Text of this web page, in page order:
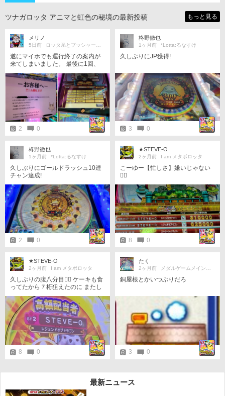
ツナガロッタ アニマと虹色の秘境の最新投稿 もっと見る
メリノ
5日前 ロッタ系とプッシャーをまったりと
遂にマイホでも運行終了の案内が
来てしまいました。 最後に1回、
かった目標（SP、キング、ドリー
ム、称号集め）はほとんど達成で
きました。 もう、未練はありませ
ん。 ラウワン守口時代から、お疲
れ様でした。 沢山遊ばせてもらい
ました。ありがとうございまし
た。
2 0
柊野徹也
1ヶ月前 *Lotta:るなすけ
久しぶりにJP獲得!
3 0
柊野徹也
1ヶ月前 *Lotta:るなすけ
久しぶりにゴールドラッシュ10連
チャン達成!
2 0
★STEVE-O
2ヶ月前 I am メタボロッタ
こーゆー【忙しさ】嫌いじゃない
笑⃝
8 0
★STEVE-O
2ヶ月前 I am メタボロッタ
久しぶりの腹八分目笑⃝ ケーキも食
ってたから７桁狙えたのに またし
ても両サイドに３球 ⋆ ⋆ ⋆ 💧
8 0
たく
2ヶ月前 メダルゲームメインで遊んでるよ☆
銅屋根とかいつぶりだろ
3 0
最新ニュース